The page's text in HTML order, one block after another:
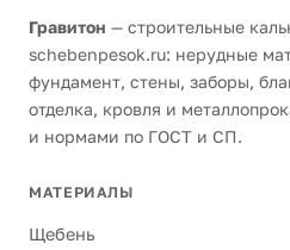
Гравитон — строительные
schebenpesok.ru: нерудные
фундамент, стены, заборы,
отделка, кровля и
и нормами по ГОСТ и СП.
МАТЕРИАЛЫ
Щебень